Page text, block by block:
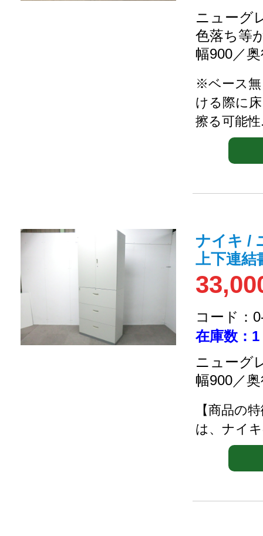
ニューグ
色落ち等
幅900／
※ベース無
ける際に
擦る可能
ナイキ /
上下連結
コード：
在庫数：1
ニューグ
幅900／
【商品の
は、ナイ